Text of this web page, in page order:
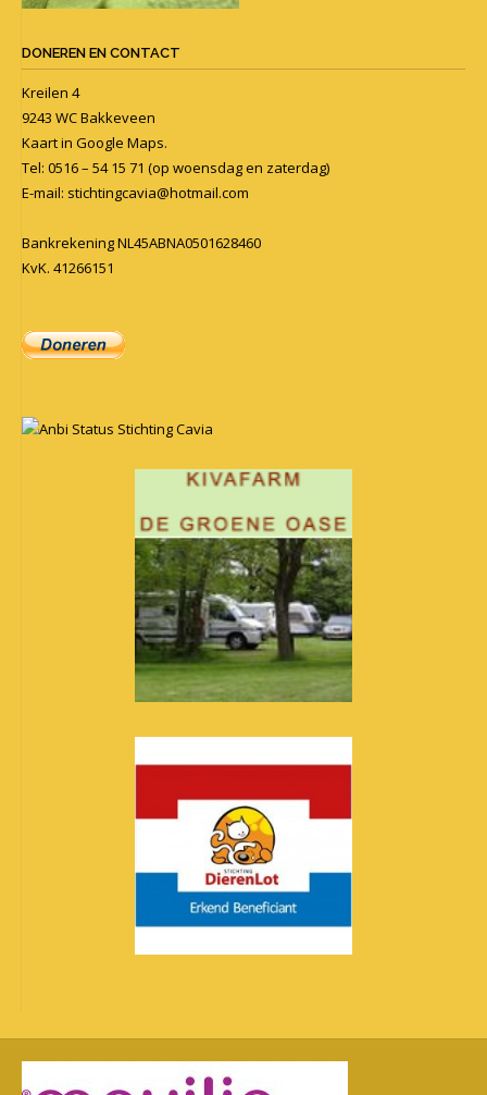
DONEREN EN CONTACT
Kreilen 4
9243 WC Bakkeveen
Kaart in Google Maps.
Tel: 0516 – 54 15 71 (op woensdag en zaterdag)
E-mail: stichtingcavia@hotmail.com
Bankrekening NL45ABNA0501628460
KvK. 41266151
Anbi Status Stichting Cavia